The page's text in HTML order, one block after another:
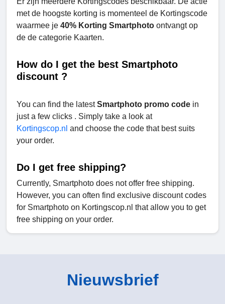
met de hoogste korting is momenteel de Kortingscode
waarmee je 40% Korting Smartphoto ontvangt op
de de categorie Kaarten.
How do I get the best Smartphoto
discount ?
You can find the latestSmartphoto promo code in
just a few clicks . Simply take a look at
Kortingscop.nl and choose the code that best suits
your order.
Do I get free shipping?
Currently, Smartphoto does not offer free shipping.
However, you can often find exclusive discount codes
for Smartphoto on Kortingscop.nl that allow you to get
free shipping on your order.
Nieuwsbrief